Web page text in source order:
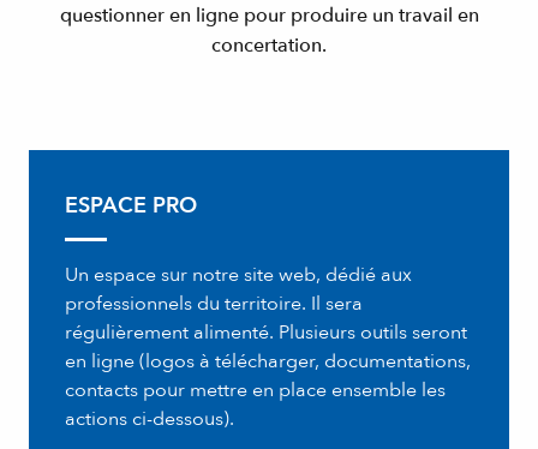
questionner en ligne pour produire un travail en
concertation.
ESPACE PRO
Un espace sur notre site web, dédié aux
professionnels du territoire. Il sera
régulièrement alimenté. Plusieurs outils seront
en ligne (logos à télécharger, documentations,
contacts pour mettre en place ensemble les
actions ci-dessous).